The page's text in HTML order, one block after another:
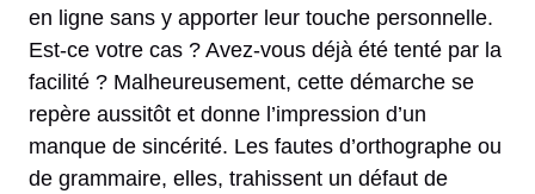
en ligne sans y apporter leur touche personnelle.
Est-ce votre cas ? Avez-vous déjà été tenté par la
facilité ? Malheureusement, cette démarche se
repère aussitôt et donne l’impression d’un
manque de sincérité. Les fautes d’orthographe ou
de grammaire, elles, trahissent un défaut de